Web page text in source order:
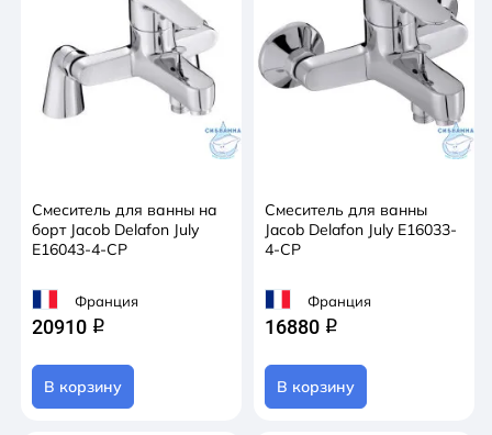
Смеситель для ванны на
борт Jacob Delafon July
E16043-4-CP
Франция
20910 q
В корзину
Смеситель для ванны
Jacob Delafon July E16033-
4-CP
Франция
16880 q
В корзину